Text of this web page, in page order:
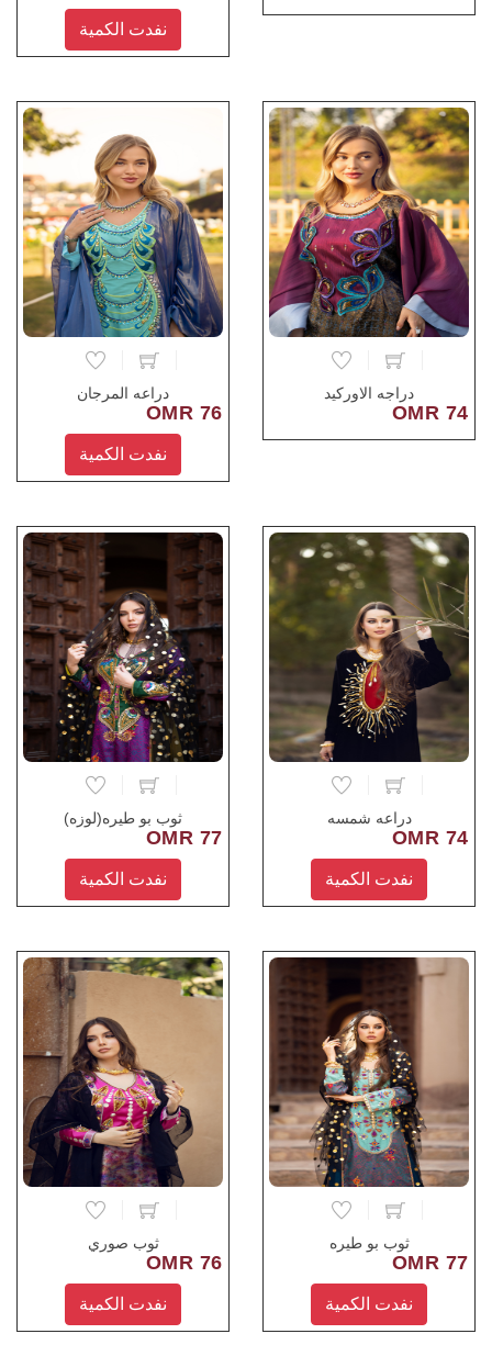
نفدت الكمية
دراجه الاوركيد
74 OMR
دراعه المرجان
76 OMR
نفدت الكمية
دراعه شمسه
74 OMR
نفدت الكمية
ثوب بو طيره(لوزه)
77 OMR
نفدت الكمية
ثوب بو طيره
77 OMR
نفدت الكمية
ثوب صوري
76 OMR
نفدت الكمية